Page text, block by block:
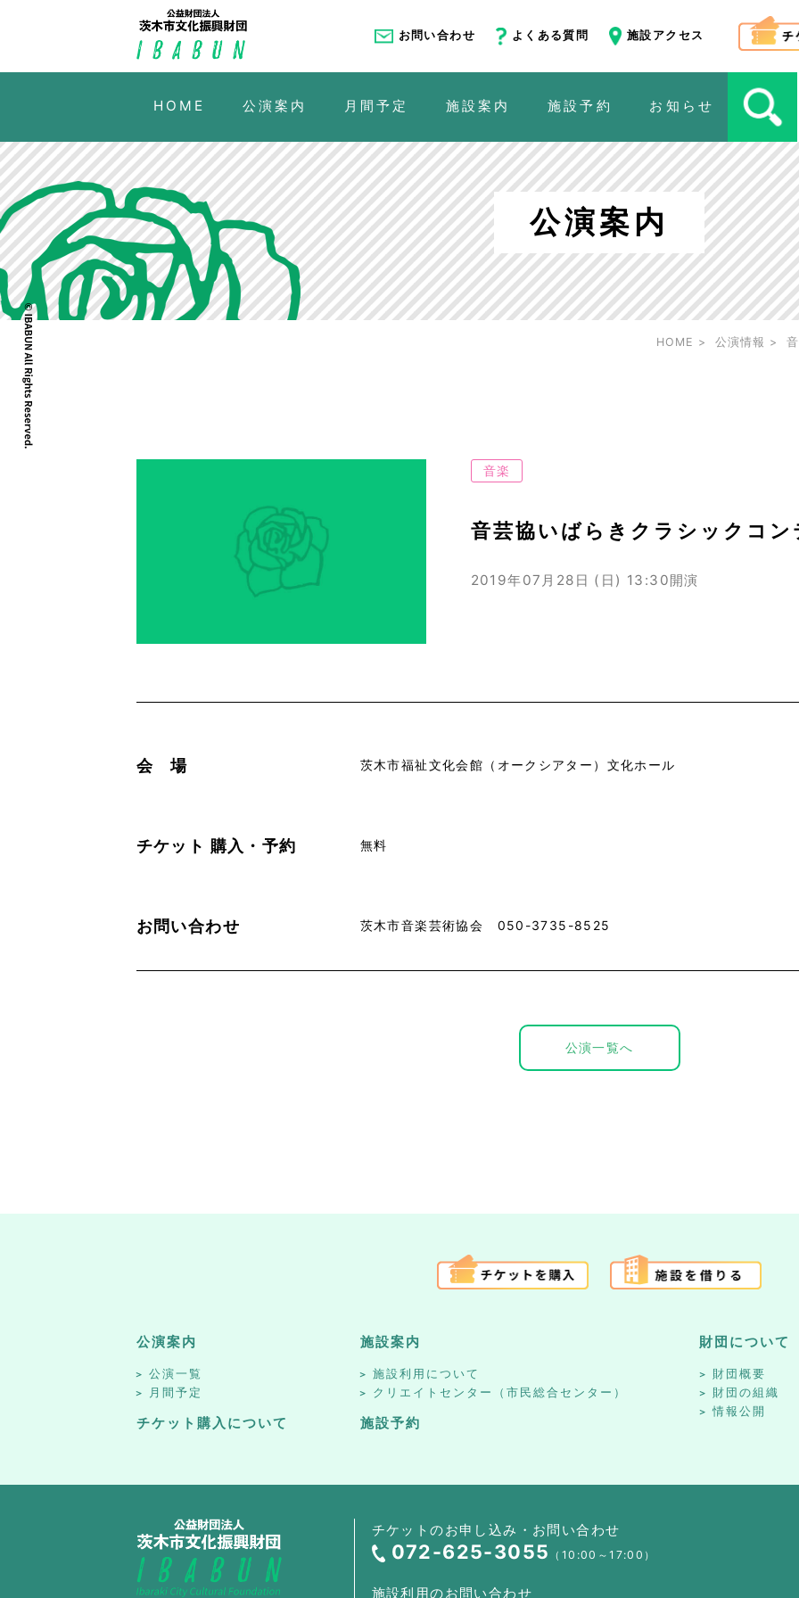
お問い合わせ よくある質問 施設アクセス
HOME 公演案内 月間予定 施設案内 施設予約 お知らせ
公演案内
HOME 公演情報
音楽
音芸協いばらきクラシックコン
2019年07月28日 (日) 13:30開演
会 場 茨木市福祉文化会館（オークシアター）文化ホール
チケット 購入・予約 無料
お問い合わせ 茨木市音楽芸術協会 050-3735-8525
公演一覧へ
公演案内
公演一覧
月間予定
チケット購入について
施設案内
施設利用について
クリエイトセンター（市民総合センター）
施設予約
財団について
財団概要
財団の組織
情報公開
チケットのお申し込み・お問い合わせ
072-625-3055 （10:00～17:00）
施設利用のお問い合わせ